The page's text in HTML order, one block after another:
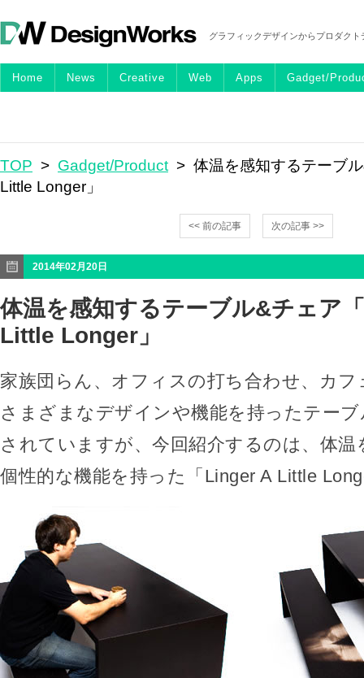
グラフィックデザインからプロダク
Home News Creative Web Apps Gadget/
TOP > Gadget/Product > 体温を感知するテーブ
Little Longer」
<< 前の記事 次の記事 >>
2014年02月20日
体温を感知するテーブル&チェア
Little Longer」
家族団らん、オフィスの打ち合わせ、カ
さまざまなデザインや機能を持ったテー
されていますが、今回紹介するのは、体温
個性的な機能を持った「Linger A Little